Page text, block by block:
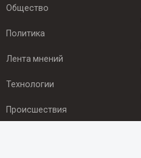
Общество
Политика
Лента мнений
Технологии
Происшествия